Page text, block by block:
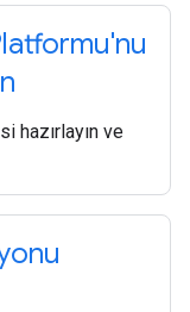
hazırlayın ve